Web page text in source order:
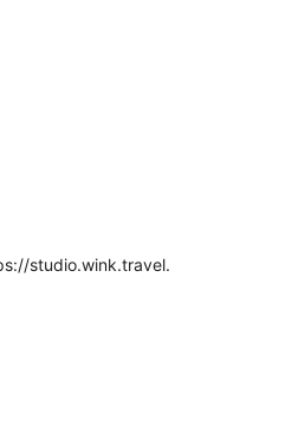
studio.wink.travel.